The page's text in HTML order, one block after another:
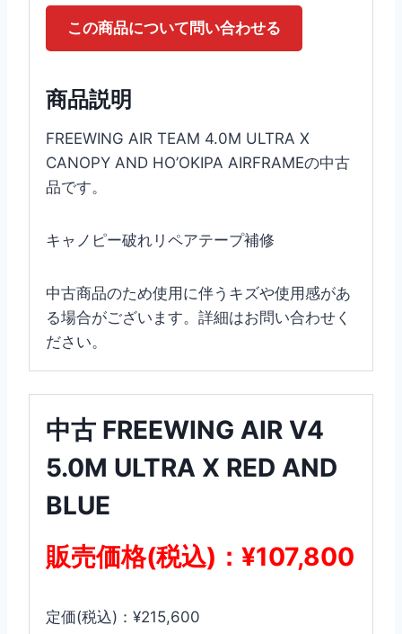
この商品について問い合わせる
商品説明
FREEWING AIR TEAM 4.0M ULTRA X
CANOPY AND HO’OKIPA AIRFRAMEの中古
品です。
キャノピー破れリペアテープ補修
中古商品のため使用に伴うキズや使用感があ
る場合がございます。詳細はお問い合わせく
ださい。
中古 FREEWING AIR V4
5.0M ULTRA X RED AND
BLUE
販売価格(税込)：¥107,800
定価(税込)：¥215,600